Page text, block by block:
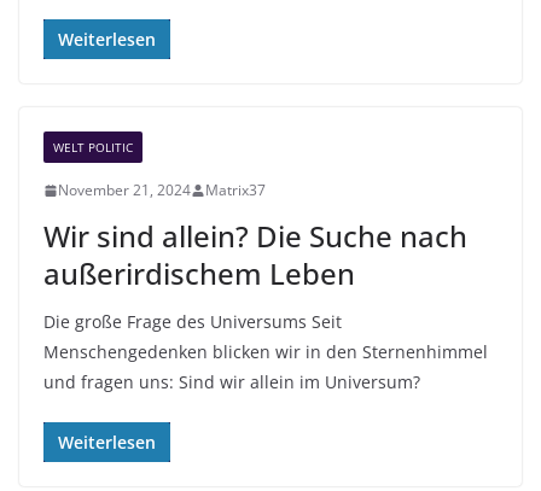
Weiterlesen
WELT POLITIC
November 21, 2024 Matrix37
Wir sind allein? Die Suche nach
außerirdischem Leben
Die große Frage des Universums Seit
Menschengedenken blicken wir in den Sternenhimmel
und fragen uns: Sind wir allein im Universum?
Weiterlesen